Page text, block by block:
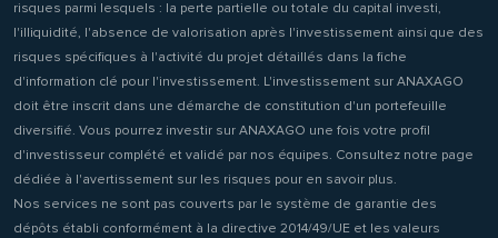
risques parmi lesquels : la perte partielle ou totale du capital investi,
l'illiquidité, l'absence de valorisation après l'investissement ainsi que des
risques spécifiques à l'activité du projet détaillés dans la fiche
d'information clé pour l'investissement. L'investissement sur ANAXAGO
doit être inscrit dans une démarche de constitution d'un portefeuille
diversifié. Vous pourrez investir sur ANAXAGO une fois votre profil
d'investisseur complété et validé par nos équipes. Consultez notre page
dédiée à l'avertissement sur les risques pour en savoir plus.
Nos services ne sont pas couverts par le système de garantie des
dépôts établi conformément à la directive 2014/49/UE et les valeurs